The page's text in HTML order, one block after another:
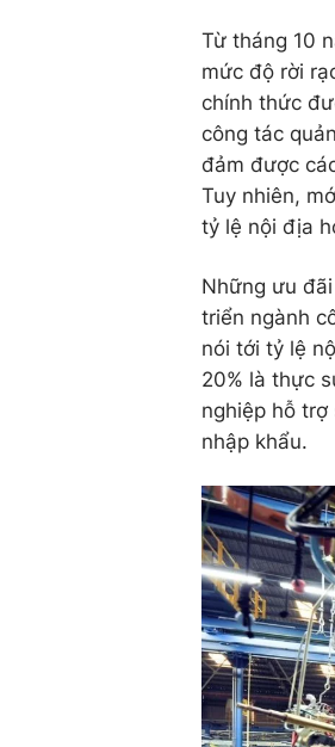
Từ tháng 10
mức độ rời
chính thức
công tác
đảm được
Tuy nhiên,
tỷ lệ nội địa
Những ưu
triển ngành
nói tới tỷ lệ
20% là thực
nghiệp hỗ
nhập khẩu.